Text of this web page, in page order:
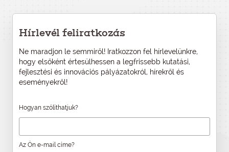
Hírlevél feliratkozás
Ne maradjon le semmiről! Iratkozzon fel hírlevelünkre,
hogy elsőként értesülhessen a legfrissebb kutatási,
fejlesztési és innovációs pályázatokról, hírekről és
eseményekről!
Hogyan szólíthatjuk?
Az Ön e-mail címe?